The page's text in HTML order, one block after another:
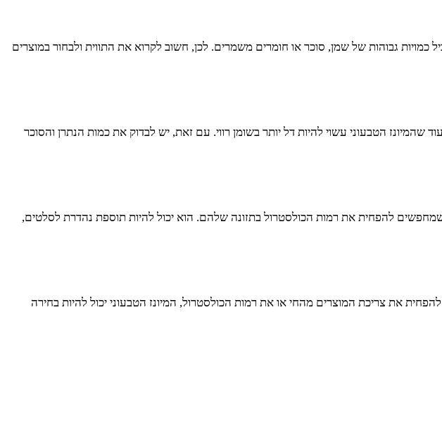
כמויות גבוהות של שמן, סוכר או חומרים משמרים. לכן, חשוב לקרוא את התווית ולבחור במוצרים
שהמיונז הטבעוני עשוי להיות דל יותר בשומן רווי. עם זאת, יש לבדוק את כמות הנתרן והסוכר
להפחית את רמות הכולסטרול בתזונה שלהם. הוא יכול להיות תוספת נהדרת לסלטים,
את צריכת המוצרים מהחי או את רמות הכולסטרול, המיונז הטבעוני יכול להיות בחירה